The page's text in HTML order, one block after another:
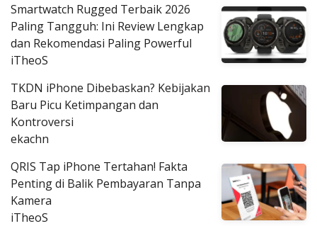
Smartwatch Rugged Terbaik 2026
Paling Tangguh: Ini Review Lengkap
dan Rekomendasi Paling Powerful
iTheoS
TKDN iPhone Dibebaskan? Kebijakan
Baru Picu Ketimpangan dan
Kontroversi
ekachn
QRIS Tap iPhone Tertahan! Fakta
Penting di Balik Pembayaran Tanpa
Kamera
iTheoS